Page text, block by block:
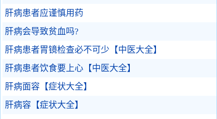
肝病患者应谨慎用药
肝病会导致贫血吗?
肝病患者胃镜检查必不可少【中医大全】
肝病患者饮食要上心【中医大全】
肝病面容【症状大全】
肝病容【症状大全】